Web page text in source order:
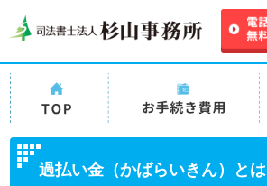
TOPページ
司法書士法人杉山事務
所の債務整理の手続き
費用・料金
過払い金（かばらいきん）とは